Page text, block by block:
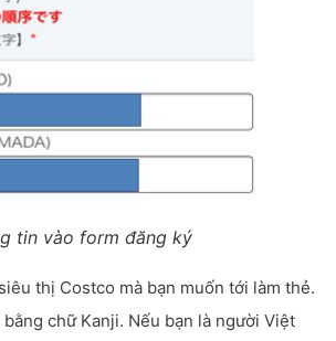
tin vào form đăng ký
thị Costco mà bạn muốn tới làm thẻ.
chữ Kanji. Nếu bạn là người Việt